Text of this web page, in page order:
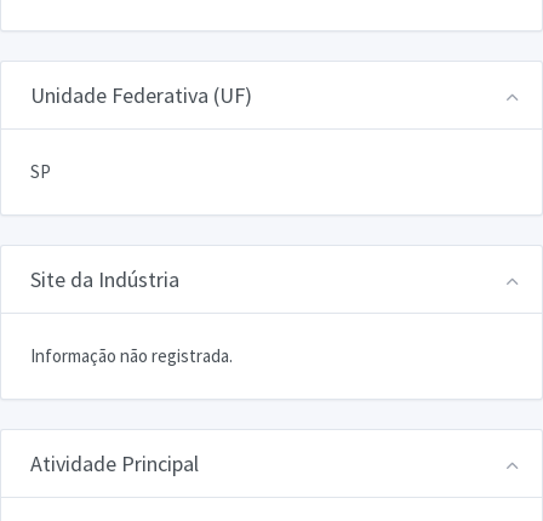
Unidade Federativa (UF)
SP
Site da Indústria
Informação não registrada.
Atividade Principal